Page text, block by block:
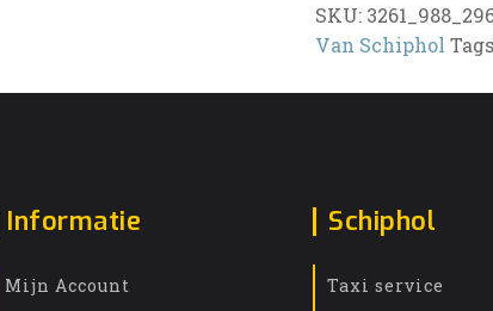
SKU:
Van Schiphol
Informatie
Mijn Account
Schiphol
Taxi service